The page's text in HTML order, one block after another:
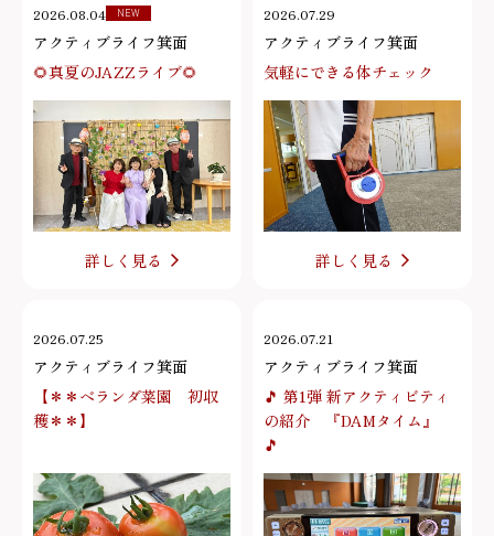
2026.08.04 NEW
アクティブライフ箕面
🌻真夏のJAZZライブ🌻
詳しく見る
2026.07.29
アクティブライフ箕面
気軽にできる体チェック
詳しく見る
2026.07.25
アクティブライフ箕面
【＊＊ベランダ菜園 初収
穫＊＊】
2026.07.21
アクティブライフ箕面
🎵 第1弾 新アクティビティ
の紹介 『DAMタイム』
🎵